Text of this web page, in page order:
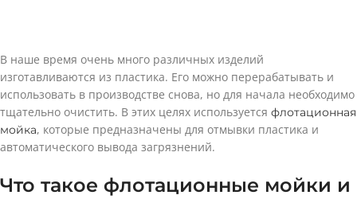
В наше время очень много различных изделий
изготавливаются из пластика. Его можно перерабатывать и
использовать в производстве снова, но для начала необходимо
тщательно очистить. В этих целях используется флотационная
мойка, которые предназначены для отмывки пластика и
автоматического вывода загрязнений.
Что такое флотационные мойки и